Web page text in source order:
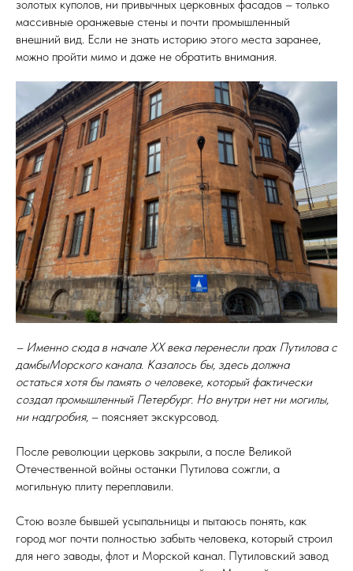
золотых куполов, ни привычных церковных фасадов – только
массивные оранжевые стены и почти промышленный
внешний вид. Если не знать историю этого места заранее,
можно пройти мимо и даже не обратить внимания.
– Именно сюда в начале XX века перенесли прах Путилова с
дамбыМорского канала. Казалось бы, здесь должна
остаться хотя бы память о человеке, который фактически
создал промышленный Петербург. Но внутри нет ни могилы,
ни надгробия, – поясняет экскурсовод.
После революции церковь закрыли, а после Великой
Отечественной войны останки Путилова сожгли, а
могильную плиту переплавили.
Стою возле бывшей усыпальницы и пытаюсь понять, как
город мог почти полностью забыть человека, который строил
для него заводы, флот и Морской канал. Путиловский завод